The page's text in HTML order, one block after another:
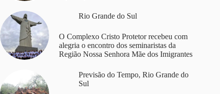
Rio Grande do Sul
O Complexo Cristo Protetor recebeu com
alegria o encontro dos seminaristas da
Região Nossa Senhora Mãe dos Imigrantes
Previsão do Tempo, Rio Grande do
Sul